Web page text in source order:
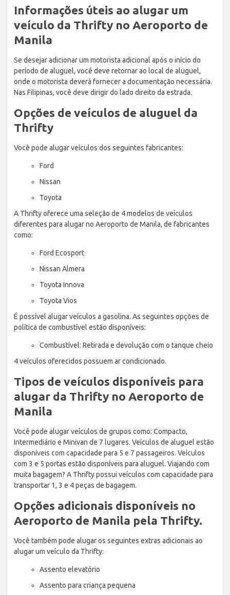
Informações úteis ao alugar um
veículo da Thrifty no Aeroporto de
Manila
Se desejar adicionar um motorista adicional após o início do
período de aluguel, você deve retornar ao local de aluguel,
onde o motorista deverá fornecer a documentação necessária.
Nas Filipinas, você deve dirigir do lado direito da estrada.
Opções de veículos de aluguel da
Thrifty
Você pode alugar veículos dos seguintes fabricantes:
Ford
Nissan
Toyota
A Thrifty oferece uma seleção de 4 modelos de veículos
diferentes para alugar no Aeroporto de Manila, de fabricantes
como:
Ford Ecosport
Nissan Almera
Toyota Innova
Toyota Vios
É possível alugar veículos a gasolina. As seguintes opções de
política de combustível estão disponíveis:
Combustível: Retirada e devolução com o tanque cheio
4 veículos oferecidos possuem ar condicionado.
Tipos de veículos disponíveis para
alugar da Thrifty no Aeroporto de
Manila
Você pode alugar veículos de grupos como: Compacto,
Intermediário e Minivan de 7 lugares. Veículos de aluguel estão
disponíveis com capacidade para 5 e 7 passageiros. Veículos
com 3 e 5 portas estão disponíveis para aluguel. Viajando com
muita bagagem? A Thrifty possui veículos com capacidade para
transportar 1, 3 e 4 peças de bagagem.
Opções adicionais disponíveis no
Aeroporto de Manila pela Thrifty.
Você também pode alugar os seguintes extras adicionais ao
alugar um veículo da Thrifty:
Assento elevatório
Assento para criança pequena